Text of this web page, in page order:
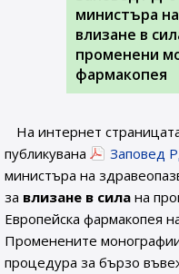
министъра
влизане в
променени
фармакопея
На интернет
публикувана
Заповед
министъра на
за влизане в сила на
Европейска фармакопея
Променените
процедура за бързо